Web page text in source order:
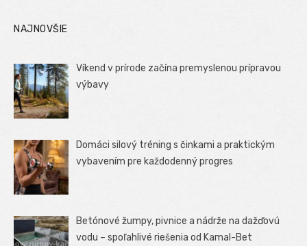
NAJNOVŠIE
Víkend v prírode začína premyslenou prípravou
výbavy
Domáci silový tréning s činkami a praktickým
vybavením pre každodenný progres
Betónové žumpy, pivnice a nádrže na dažďovú
vodu – spoľahlivé riešenia od Kamal-Bet